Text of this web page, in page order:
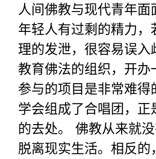
人间佛教与现代青年
年轻人有过剩的精力，
理的发泄，很容易误入
教育佛法的组织，开办
参与的项目是非常难得
学会组成了合唱团，正
的去处。 佛教从来就
脱离现实生活。相反的